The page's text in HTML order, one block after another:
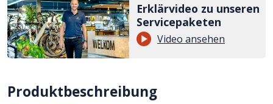
Erklärvideo zu unseren
Servicepaketen
Video ansehen
Produktbeschreibung